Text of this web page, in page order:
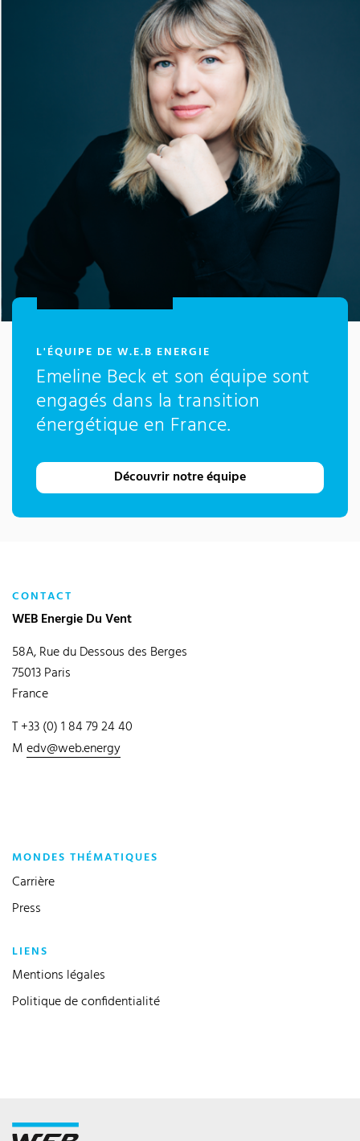
L'ÉQUIPE DE W.E.B ENERGIE
Emeline Beck et son équipe sont
engagés dans la transition
énergétique en France.
Découvrir notre équipe
CONTACT
WEB Energie Du Vent
58A, Rue du Dessous des Berges
75013 Paris
France
T +33 (0) 1 84 79 24 40
Medv@web.energy
MONDES THÉMATIQUES
Carrière
Press
LIENS
Mentions légales
Politique de confidentialité